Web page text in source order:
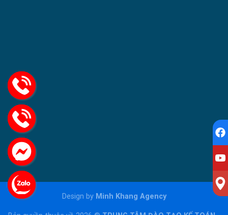
Design by Minh Khang Agency